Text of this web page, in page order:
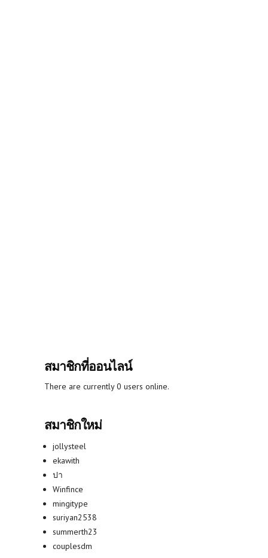
สมาชิกที่ออนไลน์
There are currently 0 users online.
สมาชิกใหม่
jollysteel
ekawith
ปา
Winfince
mingitype
suriyan2538
summerth23
couplesdm